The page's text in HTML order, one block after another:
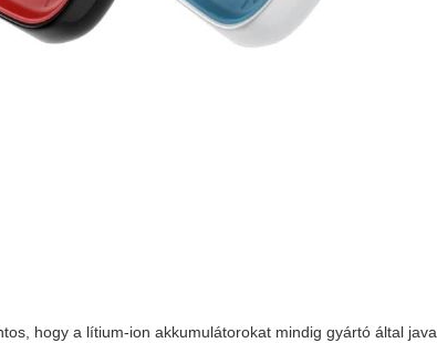
hogy a lítium-ion akkumulátorokat mindig gyártó által